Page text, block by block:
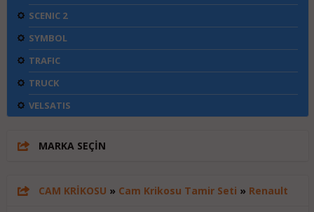
SCENIC 2
SYMBOL
TRAFIC
TRUCK
VELSATIS
MARKA SEÇİN
Renault
CAM KRİKOSU » Cam Krikosu Tamir Seti » Renault